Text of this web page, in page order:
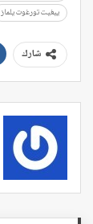
ييغيت تورغوت يلماز
شارك